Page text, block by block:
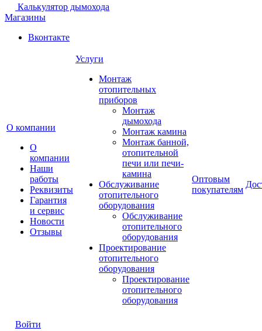
Калькулятор дымохода
Магазины
Вконтакте
О компании
О
компании
Наши
работы
Реквизиты
Гарантия
и сервис
Новости
Отзывы
Услуги
Монтаж
отопительных
приборов
Монтаж
дымохода
Монтаж камина
Монтаж банной,
отопительной
печи или печи-
камина
Обслуживание
отопительного
оборудования
Обслуживание
отопительного
оборудования
Проектирование
отопительного
оборудования
Проектирование
отопительного
оборудования
Оптовым
покупателям
Войти